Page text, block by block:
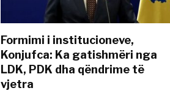
Formimi i institucioneve,
Konjufca: Ka gatishmëri nga
LDK, PDK dha qëndrime të
vjetra